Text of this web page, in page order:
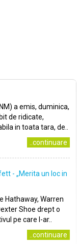
a emis, duminica,
de ridicate,
in toata tara, de..
..continuare
- „Merita un loc in
Hathaway, Warren
Shoe drept o
pe care l-ar..
..continuare